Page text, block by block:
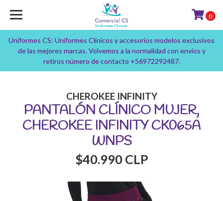
Uniformes CS: Uniformes Clínicos y accesorios modelos exclusivos
de las mejores marcas. Volvemos a la normalidad con envíos y
retiros número de contacto +56972292487.
0
CHEROKEE INFINITY
PANTALÓN CLÍNICO MUJER,
CHEROKEE INFINITY CK065A
WNPS
$40.990 CLP